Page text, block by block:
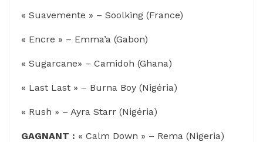
« Suavemente » – Soolking (France)
« Encre » – Emma’a (Gabon)
« Sugarcane» – Camidoh (Ghana)
« Last Last » – Burna Boy (Nigéria)
« Rush » – Ayra Starr (Nigéria)
GAGNANT : « Calm Down » – Rema (Nigeria)